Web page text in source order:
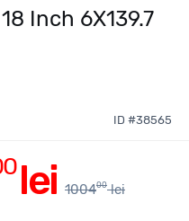
Inch 6X139.7
ID #38565
lei 100400 lei